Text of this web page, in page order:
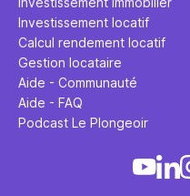
Investissement locatif
Calcul rendement locatif
Gestion locataire
Aide - Communauté
Aide - FAQ
Podcast Le Plongeoir